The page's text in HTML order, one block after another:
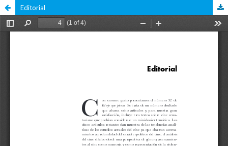
Editorial